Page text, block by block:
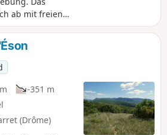
ab mit freien
mit
Sie die
gehen,
und Sie haben
Blick auf
-351 m
(Drôme)